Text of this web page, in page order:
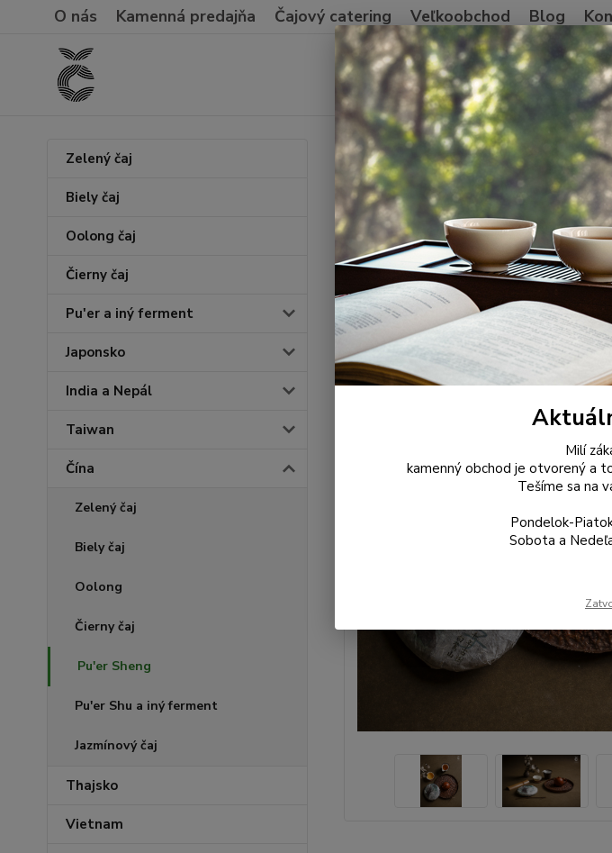
O nás Kamenná predajňa Čajový catering Veľkoobchod Blog
Zelený čaj
Biely čaj
Oolong čaj
Čierny čaj
Pu'er a iný ferment
Japonsko
India a Nepál
Taiwan
Čína
Zelený čaj
Biely čaj
Oolong
Čierny čaj
Pu'er Sheng
Pu'er Shu a iný ferment
Jazmínový čaj
Thajsko
Vietnam
Úvod Čína Pu'er Sheng 2024
2024 BaiyingShan
Akcia
Milí
kamenný obchod je otvorený a
Tešíme sa na
Pondelok-
Sobota a